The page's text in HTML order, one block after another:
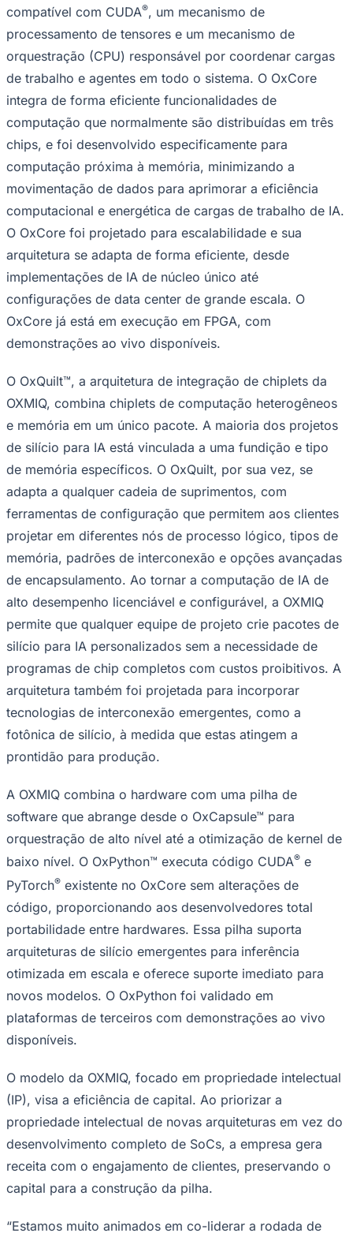
Juventude
Ceará
compatível com CUDA®, um mecanismo de
processamento de tensores e um mecanismo de
orquestração (CPU) responsável por coordenar cargas
de trabalho e agentes em todo o sistema. O OxCore
integra de forma eficiente funcionalidades de
computação que normalmente são distribuídas em três
chips, e foi desenvolvido especificamente para
computação próxima à memória, minimizando a
movimentação de dados para aprimorar a eficiência
computacional e energética de cargas de trabalho de IA.
O OxCore foi projetado para escalabilidade e sua
arquitetura se adapta de forma eficiente, desde
implementações de IA de núcleo único até
configurações de data center de grande escala. O
OxCore já está em execução em FPGA, com
demonstrações ao vivo disponíveis.
O OxQuilt™, a arquitetura de integração de chiplets da
OXMIQ, combina chiplets de computação heterogêneos
e memória em um único pacote. A maioria dos projetos
de silício para IA está vinculada a uma fundição e tipo
de memória específicos. O OxQuilt, por sua vez, se
adapta a qualquer cadeia de suprimentos, com
ferramentas de configuração que permitem aos clientes
projetar em diferentes nós de processo lógico, tipos de
memória, padrões de interconexão e opções avançadas
de encapsulamento. Ao tornar a computação de IA de
alto desempenho licenciável e configurável, a OXMIQ
permite que qualquer equipe de projeto crie pacotes de
silício para IA personalizados sem a necessidade de
programas de chip completos com custos proibitivos. A
arquitetura também foi projetada para incorporar
tecnologias de interconexão emergentes, como a
fotônica de silício, à medida que estas atingem a
prontidão para produção.
A OXMIQ combina o hardware com uma pilha de
software que abrange desde o OxCapsule™ para
orquestração de alto nível até a otimização de kernel de
baixo nível. O OxPython™ executa código CUDA® e
PyTorch® existente no OxCore sem alterações de
código, proporcionando aos desenvolvedores total
portabilidade entre hardwares. Essa pilha suporta
arquiteturas de silício emergentes para inferência
otimizada em escala e oferece suporte imediato para
novos modelos. O OxPython foi validado em
plataformas de terceiros com demonstrações ao vivo
disponíveis.
O modelo da OXMIQ, focado em propriedade intelectual
(IP), visa a eficiência de capital. Ao priorizar a
propriedade intelectual de novas arquiteturas em vez do
desenvolvimento completo de SoCs, a empresa gera
receita com o engajamento de clientes, preservando o
capital para a construção da pilha.
“Estamos muito animados em co-liderar a rodada de